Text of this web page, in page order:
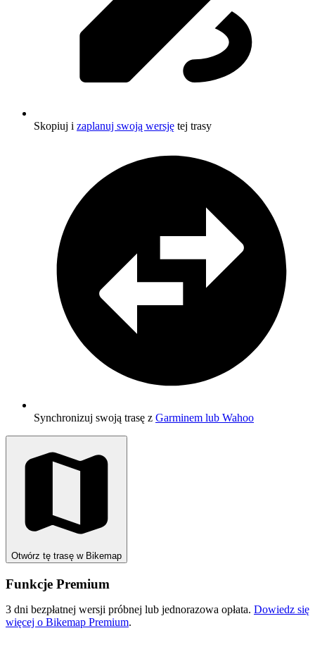
Skopiuj i zaplanuj swoją wersję tej trasy
Synchronizuj swoją trasę z Garminem lub Wahoo
Otwórz tę trasę w Bikemap
Funkcje Premium
3 dni bezpłatnej wersji próbnej lub jednorazowa opłata. Dowiedz się
więcej o Bikemap Premium.